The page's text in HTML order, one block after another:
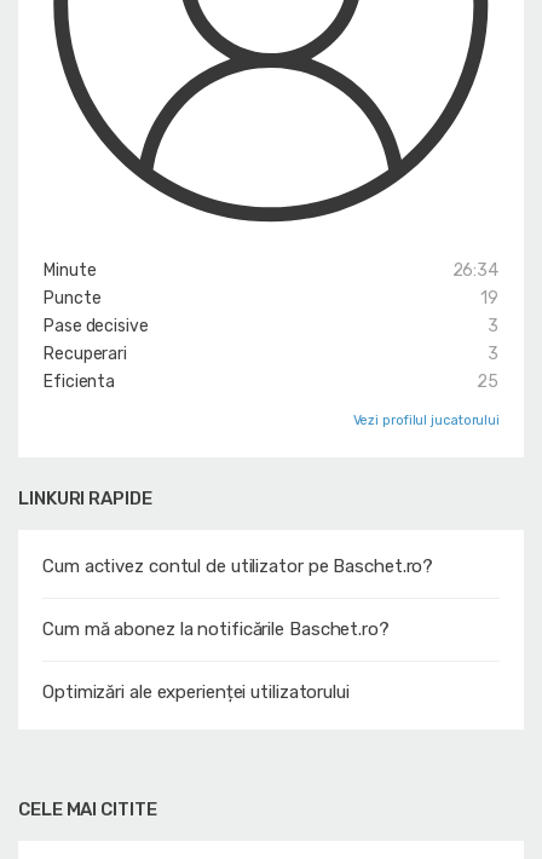
Minute
26:34
Puncte
19
Pase decisive
3
Recuperari
3
Eficienta
25
Vezi profilul jucatorului
LINKURI RAPIDE
Cum activez contul de utilizator pe Baschet.ro?
Cum mă abonez la notificările Baschet.ro?
Optimizări ale experienței utilizatorului
CELE MAI CITITE